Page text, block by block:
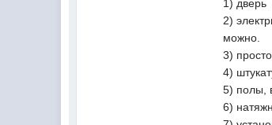
1) дверь
2)
можно.
3)
4)
5) полы,
6)